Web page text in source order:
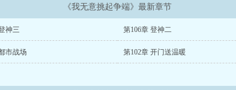
《我无意挑起争端》最新章节
神三 第106章 登神二
市战场 第102章 开门送温暖